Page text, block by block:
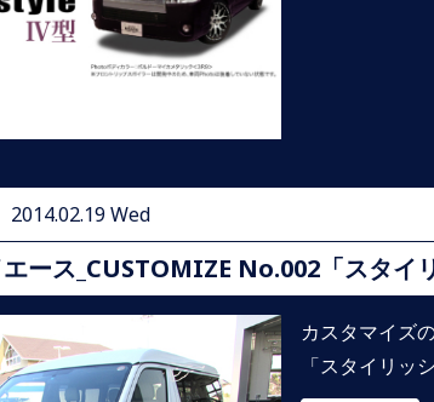
2014.02.19 Wed
ース_CUSTOMIZE No.002「スタイ
カスタマイズ
「スタイリッ